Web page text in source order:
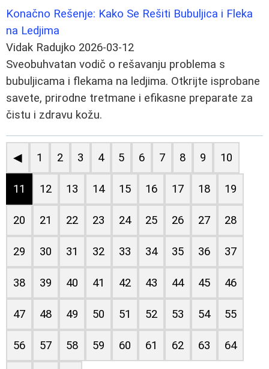
Konačno Rešenje: Kako Se Rešiti Bubuljica i Fleka
na Ledjima
Vidak Radujko 2026-03-12
Sveobuhvatan vodič o rešavanju problema s
bubuljicama i flekama na ledjima. Otkrijte isprobane
savete, prirodne tretmane i efikasne preparate za
čistu i zdravu kožu.
◀ 1 2 3 4 5 6 7 8 9 10
11 12 13 14 15 16 17 18 19
20 21 22 23 24 25 26 27 28
29 30 31 32 33 34 35 36 37
38 39 40 41 42 43 44 45 46
47 48 49 50 51 52 53 54 55
56 57 58 59 60 61 62 63 64